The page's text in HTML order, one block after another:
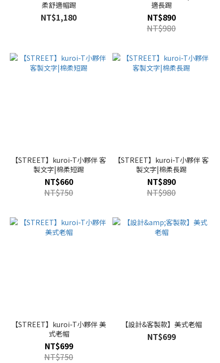
柔舒適帽踢
NT$1,180
適長踢
NT$890
NT$980
【STREET】kuroi-T小夥伴 客
製文字|棉柔短踢
NT$660
NT$750
【STREET】kuroi-T小夥伴 客
製文字|棉柔長踢
NT$890
NT$980
【STREET】kuroi-T小夥伴 美
式老帽
NT$699
NT$750
【設計&客製款】美式老帽
NT$699